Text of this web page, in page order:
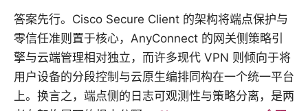
答案先行。Cisco Secure Client 的架构将端点保护与
零信任准则置于核心，AnyConnect 的网关侧策略引
擎与云端管理相对独立，而许多现代 VPN 则倾向于将
用户设备的分段控制与云原生编排同构在一个统一平台
上。换言之，端点侧的日志可观测性与策略分离，是两